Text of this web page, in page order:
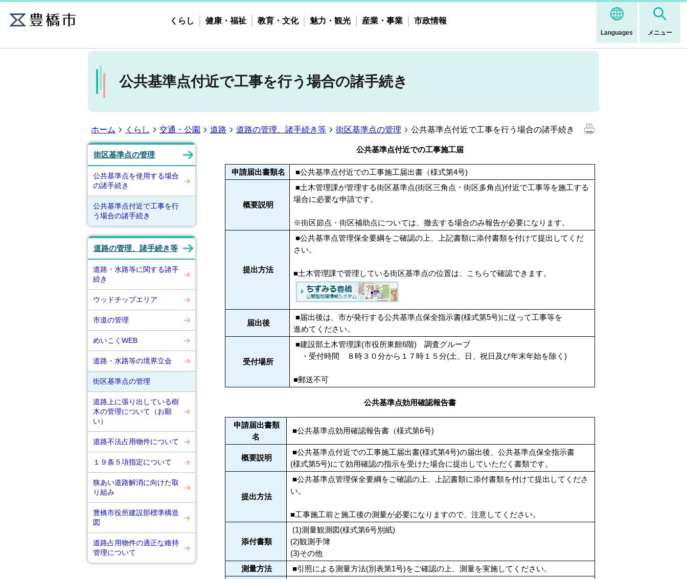
Languages メニュー
くらし 健康・福祉 教育・文化 魅力・観光 産業・事業 市政情報
公共基準点付近で工事を行う場合の諸手続き
ホーム くらし 交通・公園 道路 道路の管理、諸手続き等 街区基準点の管理 公共基準点付近で工事を行う場合の諸手続き
街区基準点の管理
公共基準点を使用する場合
の諸手続き
公共基準点付近で工事を行
う場合の諸手続き
道路の管理、諸手続き等
道路・水路等に関する諸手
続き
ウッドチップエリア
市道の管理
めいこくWEB
道路・水路等の境界立会
街区基準点の管理
道路上に張り出している樹
木の管理について（お願
い）
道路不法占用物件について
１９条５項指定について
狭あい道路解消に向けた取
り組み
豊橋市役所建設部標準構造
図
道路占用物件の適正な維持
管理について
公共基準点付近での工事施工届
申請届出書類名 ■公共基準点付近での工事施工届出書（様式第4号)
概要説明
■土木管理課が管理する街区基準点(街区三角点・街区多角点)付近で工事等を施工する
場合に必要な申請です。
※街区節点・街区補助点については、撤去する場合のみ報告が必要になります。
提出方法
■公共基準点管理保全要綱 をご確認の上、上記書類に添付書類を付けて提出してくだ
さい。
■土木管理課で管理している街区基準点の位置は、こちらで確認できます。
届出後
■届出後は、市が発行する公共基準点保全指示書(様式第5号)に従って工事等を
進めてください。
受付場所
■建設部土木管理課(市役所東館6階) 調査グループ
・受付時間 ８時３０分から１７時１５分(土、日、祝日及び年末年始を除く)
■郵送不可
公共基準点効用確認報告書
申請届出書類
名
■公共基準点効用確認報告書（様式第6号)
概要説明
■公共基準点付近での工事施工届出書(様式第4号)の届出後、公共基準点保全指示書
(様式第5号)にて効用確認の指示を受けた場合に提出していただく書類です。
提出方法
■公共基準点管理保全要綱 をご確認の上、上記書類に添付書類を付けて提出してくださ
い。
■工事施工前と施工後の測量が必要になりますので、注意してください。
添付書類
(1)測量観測図(様式第6号別紙)
(2)観測手簿
(3)その他
測量方法
■引照による測量方法(別表第1号)をご確認の上、測量を実施してください。